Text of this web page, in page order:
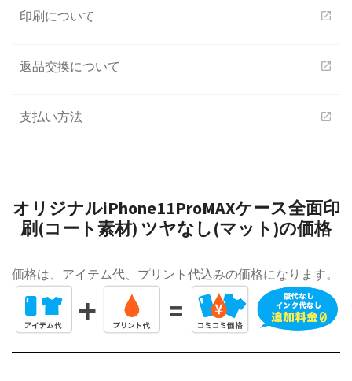
印刷について open_in_new
返品交換について open_in_new
支払い方法 open_in_new
オリジナルiPhone11ProMAXケース全面印
刷(コート素材) ツヤなし(マット)の価格
価格は、アイテム代、プリント代込みの価格になります。